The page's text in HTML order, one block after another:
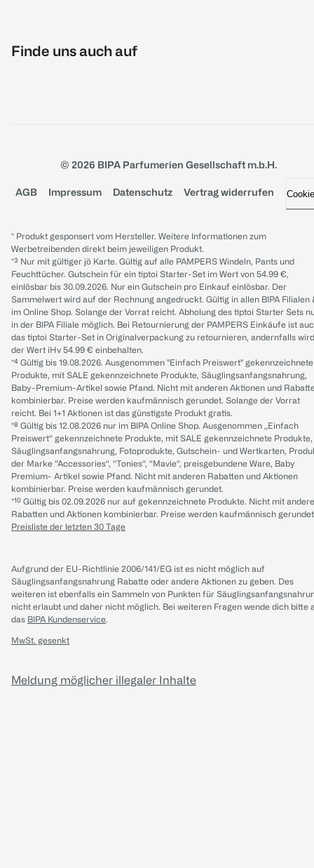
Finde uns auch auf
© 2026 BIPA Parfumerien Gesellschaft m.b.H.
AGB Impressum Datenschutz Vertrag widerrufen
* Produkt gesponsert vom Hersteller. Weitere Informationen zum
Werbetreibenden direkt beim jeweiligen Produkt.
*³ Nur mit gültiger jö Karte. Gültig auf alle PAMPERS Windeln, Pants und
Feuchttücher. Gutschein für ein tiptoi Starter-Set im Wert von 54.99 €,
einlösbar bis 30.09.2026. Nur ein Gutschein pro Einkauf einlösbar. Der
Sammelwert wird auf der Rechnung angedruckt. Gültig in allen BIPA Filialen
im Online Shop. Solange der Vorrat reicht. Abholung des tiptoi Starter Sets
in der BIPA Filiale möglich. Bei Retournierung der PAMPERS Einkäufe ist
das tiptoi Starter-Set in Originalverpackung zu retournieren, andernfalls wird
der Wert iHv 54.99 € einbehalten.
*⁴ Gültig bis 19.08.2026. Ausgenommen "Einfach Preiswert" gekennzeichnete
Produkte, mit SALE gekennzeichnete Produkte, Säuglingsanfangsnahrung,
Baby-Premium-Artikel sowie Pfand. Nicht mit anderen Aktionen und
kombinierbar. Preise werden kaufmännisch gerundet. Solange der Vorrat
reicht. Bei 1+1 Aktionen ist das günstigste Produkt gratis.
*⁸ Gültig bis 12.08.2026 nur im BIPA Online Shop. Ausgenommen „Einfach
Preiswert“ gekennzeichnete Produkte, mit SALE gekennzeichnete Produkte,
Säuglingsanfangsnahrung, Fotoprodukte, Gutschein- und Wertkarten,
der Marke “Accessories“, “Tonies“, “Mavie“, preisgebundene Ware, Baby
Premium- Artikel sowie Pfand. Nicht mit anderen Rabatten und Aktionen
kombinierbar. Preise werden kaufmännisch gerundet.
*¹⁰ Gültig bis 02.09.2026 nur auf gekennzeichnete Produkte. Nicht mit
Rabatten und Aktionen kombinierbar. Preise werden kaufmännisch
Preisliste der letzten 30 Tage
Aufgrund der EU-Richtlinie 2006/141/EG ist es nicht möglich auf
Säuglingsanfangsnahrung Rabatte oder andere Aktionen zu geben. Des
weiteren ist ebenfalls ein Sammeln von Punkten für
nicht erlaubt und daher nicht möglich. Bei weiteren Fragen wende dich bitte
das BIPA Kundenservice.
MwSt. gesenkt
Meldung möglicher illegaler Inhalte